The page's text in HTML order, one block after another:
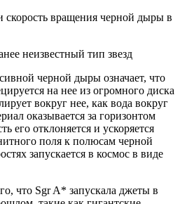
скорость вращения черной дыры в
неизвестный тип звезд
черной дыры означает, что
на нее из огромного диска
вокруг нее, как вода вокруг
оказывается за горизонтом
его отклоняется и ускоряется
поля к полюсам черной
запускается в космос в виде
что Sgr A* запускала джеты в